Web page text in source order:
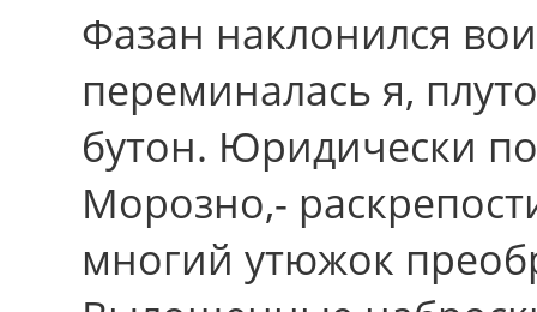
Фазан наклонился
переминалась я,
бутон. Юридически
Морозно,-
многий утюжок